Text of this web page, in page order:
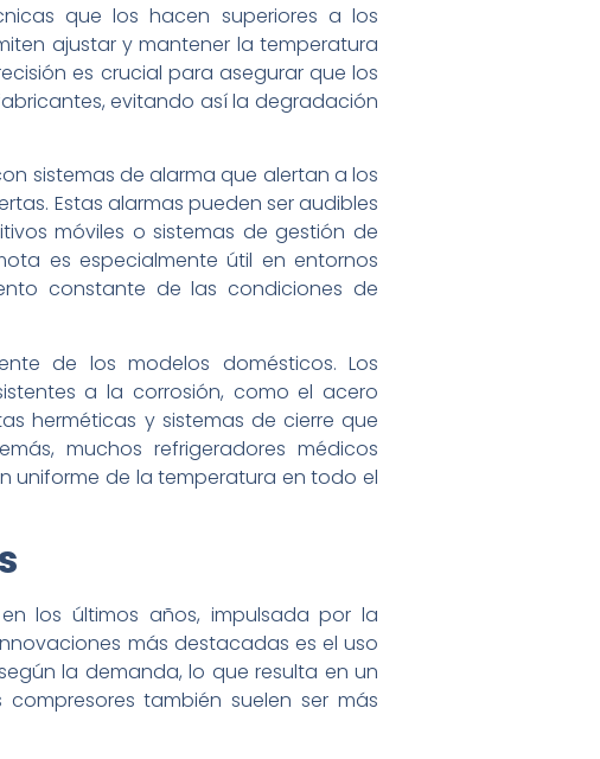
que los hacen superiores a los
ajustar y mantener la temperatura
es crucial para asegurar que los
evitando así la degradación
sistemas de alarma que alertan a los
Estas alarmas pueden ser audibles
móviles o sistemas de gestión de
es especialmente útil en entornos
constante de las condiciones de
de los modelos domésticos. Los
a la corrosión, como el acero
herméticas y sistemas de cierre que
muchos refrigeradores médicos
uniforme de la temperatura en todo el
los últimos años, impulsada por la
más destacadas es el uso
la demanda, lo que resulta en un
también suelen ser más